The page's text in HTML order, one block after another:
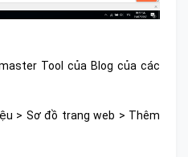
Tool của Blog của các
> Sơ đồ trang web > Thêm